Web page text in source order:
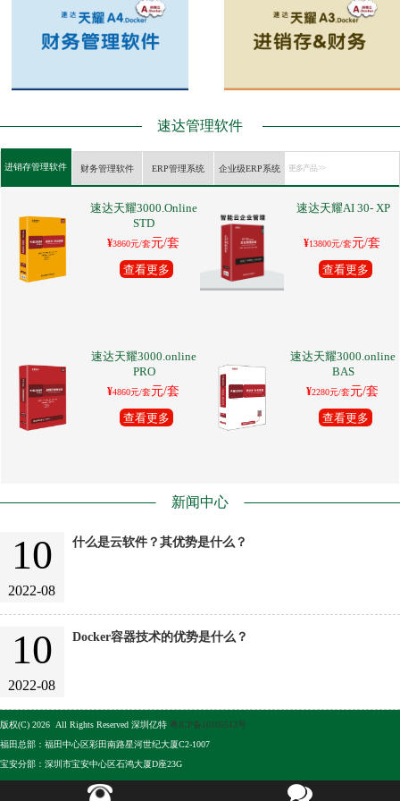
速达管理软件
进销存管理软件 财务管理软件 ERP管理系统 企业级ERP系统 更多产品 >>
速达天耀3000.Online
STD
¥3860元/套元/套
查看更多
速达天耀AI 30- XP
¥13800元/套元/套
查看更多
速达天耀3000.online
PRO
¥4860元/套元/套
查看更多
速达天耀3000.online
BAS
¥2280元/套元/套
查看更多
新闻中心
10
2022-08
什么是云软件？其优势是什么？
10
2022-08
Docker容器技术的优势是什么？
版权(C) 2026 All Rights Reserved 深圳亿特 粤ICP备10105513号
福田总部：福田中心区彩田南路星河世纪大厦C2-1007
宝安分部：深圳市宝安中心区石鸿大厦D座23G